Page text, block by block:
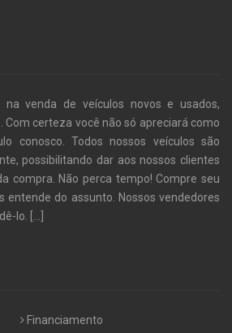
na venda de veículos novos e usados,
Com certeza você não só apreciará como
conosco. Todos nossos veículos são
possibilitando dar aos nossos clientes
compra. Não perca tempo! Compre seu
entende do assunto. Nossos vendedores
lo.
Financiamento